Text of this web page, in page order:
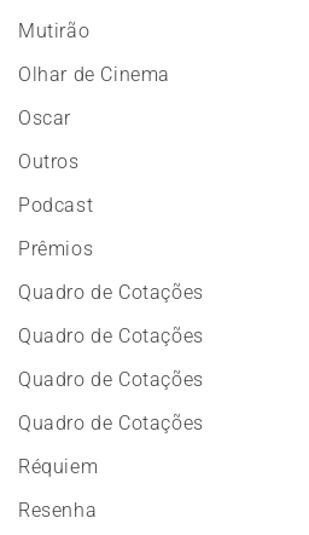
Mutirão
Olhar de Cinema
Oscar
Outros
Podcast
Prêmios
Quadro de Cotações
Quadro de Cotações
Quadro de Cotações
Quadro de Cotações
Réquiem
Resenha